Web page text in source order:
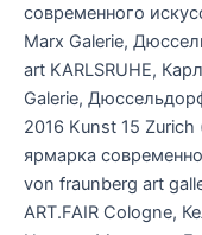
современного
Marx Galerie,
art KARLSRUHE,
Galerie,
2016 Kunst 15
ярмарка
von fraunberg art
ART.FAIR Cologne,